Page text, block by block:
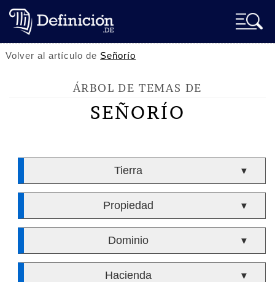
Volver al artículo de Señorío
ÁRBOL DE TEMAS DE
SEÑORÍO
Tierra ▼
Propiedad ▼
Dominio ▼
Hacienda ▼